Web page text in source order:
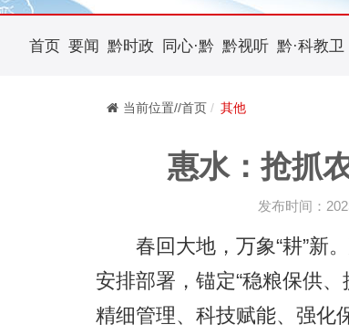
首页 要闻 黔时政 同心·黔 黔视听 黔·科教卫
当前位置//首页 其他
惠水：抢抓
发布时间：
春回大地，万象“耕”新。
安排部署，锚定“稳粮保供
精细管理、科技赋能、强化